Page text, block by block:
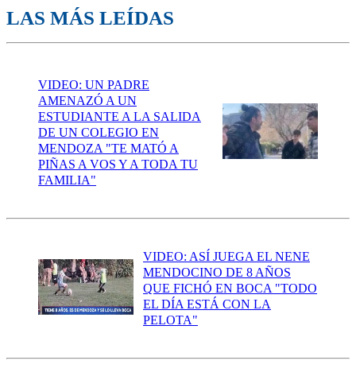
LAS MÁS LEÍDAS
VIDEO: UN PADRE
AMENAZÓ A UN
ESTUDIANTE A LA SALIDA
DE UN COLEGIO EN
MENDOZA "TE MATÓ A
PIÑAS A VOS Y A TODA TU
FAMILIA"
VIDEO: ASÍ JUEGA EL NENE
MENDOCINO DE 8 AÑOS
QUE FICHÓ EN BOCA "TODO
EL DÍA ESTÁ CON LA
PELOTA"